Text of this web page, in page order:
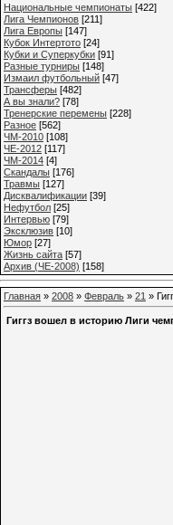
Национальные чемпионаты [422]
Лига Чемпионов [211]
Лига Европы [147]
Кубок Интертото [24]
Кубки и Суперкубки [91]
Разные турниры [148]
Измаил футбольный [47]
Трансферы [482]
А вы знали? [78]
Тренерские перемены [228]
Разное [562]
ЧМ-2010 [108]
ЧЕ-2012 [117]
ЧМ-2014 [4]
Cкандалы [176]
Травмы [127]
Дисквалификации [39]
Нефутбол [25]
Интервью [79]
Эксклюзив [10]
Юмор [27]
Жизнь сайта [57]
Архив (ЧЕ-2008) [158]
Главная » 2008 » Февраль » 21 »
Гиггз вошел в историю Лиги